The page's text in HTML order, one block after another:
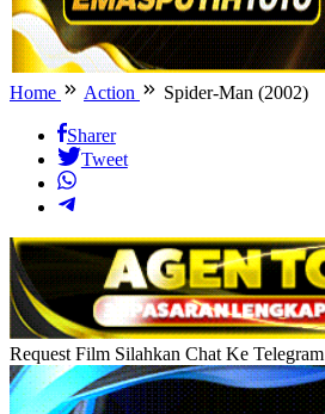
Home Action Spider-Man (2002)
Sharer
Tweet
Request Film Silahkan Chat Ke Telegram